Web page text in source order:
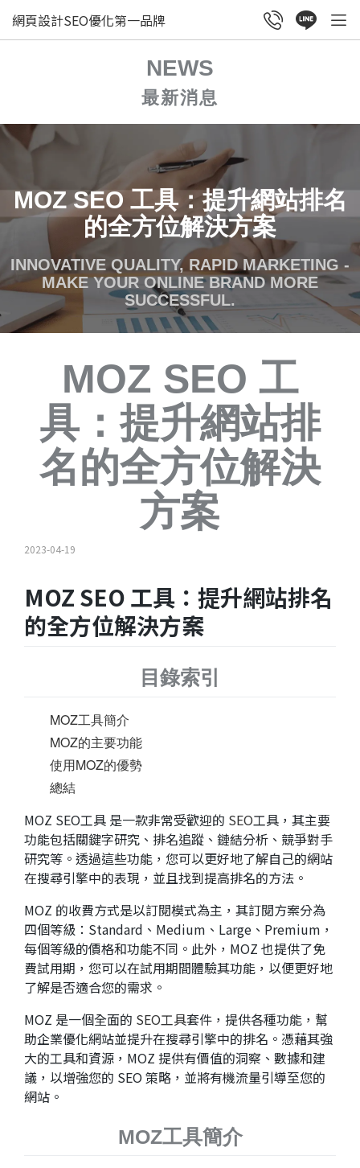
網頁設計SEO優化第一品牌
NEWS
最新消息
MOZ SEO 工具：提升網站排名
的全方位解決方案
INNOVATIVE QUALITY, RAPID MARKETING -
MAKE YOUR ONLINE BRAND MORE
SUCCESSFUL.
MOZ SEO 工
具：提升網站排
名的全方位解決
方案
2023-04-19
MOZ SEO 工具：提升網站排名
的全方位解決方案
目錄索引
MOZ工具簡介
MOZ的主要功能
使用MOZ的優勢
總結
MOZ SEO工具 是一款非常受歡迎的 SEO工具，其主要
功能包括關鍵字研究、排名追蹤、鏈結分析、競爭對手
研究等。透過這些功能，您可以更好地了解自己的網站
在搜尋引擎中的表現，並且找到提高排名的方法。
MOZ 的收費方式是以訂閱模式為主，其訂閱方案分為
四個等級：Standard、Medium、Large、Premium，
每個等級的價格和功能不同。此外，MOZ 也提供了免
費試用期，您可以在試用期間體驗其功能，以便更好地
了解是否適合您的需求。
MOZ 是一個全面的 SEO工具套件，提供各種功能，幫
助企業優化網站並提升在搜尋引擎中的排名。憑藉其強
大的工具和資源，MOZ 提供有價值的洞察、數據和建
議，以增強您的 SEO 策略，並將有機流量引導至您的
網站。
MOZ工具簡介